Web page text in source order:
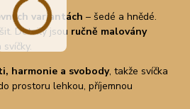
variantách – šedé a hnědé.
Detaily jsou ručně malovány
harmonie a svobody, takže svíčka
prostoru lehkou, příjemnou